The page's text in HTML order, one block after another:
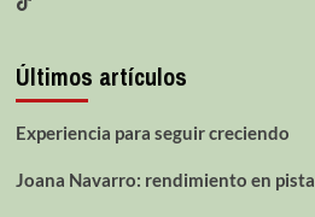
Últimos artículos
Experiencia para seguir creciendo
Joana Navarro: rendimiento en pista